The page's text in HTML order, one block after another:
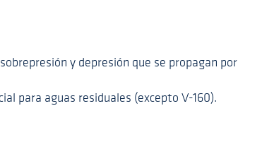
y depresión que se propagan por
para aguas residuales (excepto V-160).